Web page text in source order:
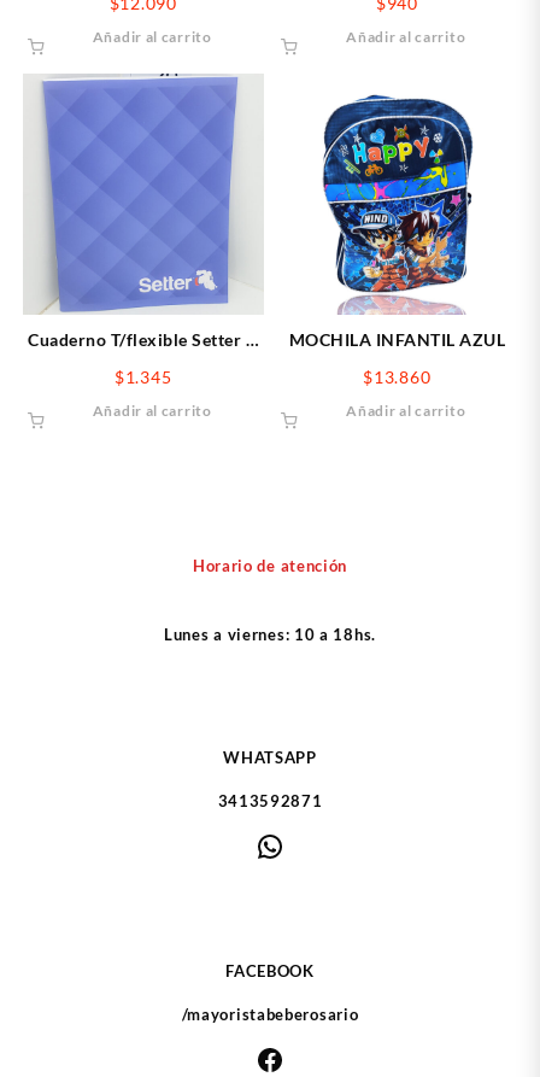
42 Hojas
Añadir al carrito
24hojas
Añadir al carrito
Cuaderno T/flexible Setter X
48 Cuadriculado
$1.345
Añadir al carrito
MOCHILA INFANTIL AZUL
$13.860
Añadir al carrito
Horario de atención
Lunes a viernes: 10 a 18hs.
WHATSAPP
3413592871
WhatsApp
FACEBOOK
/mayoristabeberosario
Facebook